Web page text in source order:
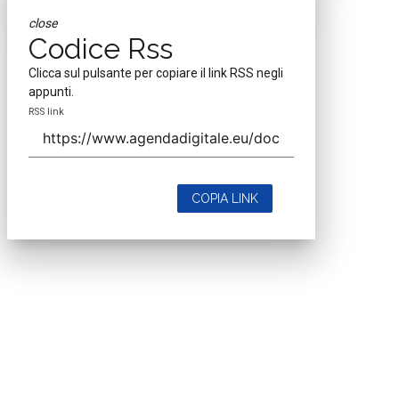
close
Codice Rss
Clicca sul pulsante per copiare il link RSS negli
appunti.
RSS link
COPIA LINK